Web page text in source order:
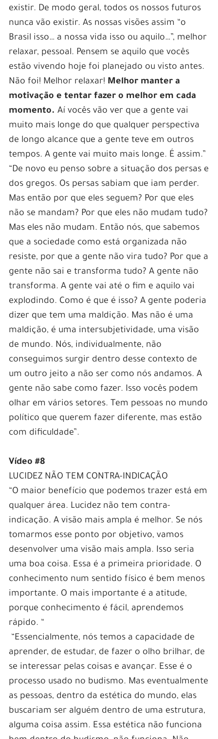
existir. De modo geral, todos os nossos futuros
nunca vão existir. As nossas visões assim “o
Brasil isso… a nossa vida isso ou aquilo…”, melhor
relaxar, pessoal. Pensem se aquilo que vocês
estão vivendo hoje foi planejado ou visto antes.
Não foi! Melhor relaxar! Melhor manter a
motivação e tentar fazer o melhor em cada
momento. Aí vocês vão ver que a gente vai
muito mais longe do que qualquer perspectiva
de longo alcance que a gente teve em outros
tempos. A gente vai muito mais longe. É assim.”
“De novo eu penso sobre a situação dos persas e
dos gregos. Os persas sabiam que iam perder.
Mas então por que eles seguem? Por que eles
não se mandam? Por que eles não mudam tudo?
Mas eles não mudam. Então nós, que sabemos
que a sociedade como está organizada não
resiste, por que a gente não vira tudo? Por que a
gente não sai e transforma tudo? A gente não
transforma. A gente vai até o fim e aquilo vai
explodindo. Como é que é isso? A gente poderia
dizer que tem uma maldição. Mas não é uma
maldição, é uma intersubjetividade, uma visão
de mundo. Nós, individualmente, não
conseguimos surgir dentro desse contexto de
um outro jeito a não ser como nós andamos. A
gente não sabe como fazer. Isso vocês podem
olhar em vários setores. Tem pessoas no mundo
político que querem fazer diferente, mas estão
com dificuldade”.
Vídeo #8
LUCIDEZ NÃO TEM CONTRA-INDICAÇÃO
“O maior benefício que podemos trazer está em
qualquer área. Lucidez não tem contra-
indicação. A visão mais ampla é melhor. Se nós
tomarmos esse ponto por objetivo, vamos
desenvolver uma visão mais ampla. Isso seria
uma boa coisa. Essa é a primeira prioridade. O
conhecimento num sentido físico é bem menos
importante. O mais importante é a atitude,
porque conhecimento é fácil, aprendemos
rápido. “
“Essencialmente, nós temos a capacidade de
aprender, de estudar, de fazer o olho brilhar, de
se interessar pelas coisas e avançar. Esse é o
processo usado no budismo. Mas eventualmente
as pessoas, dentro da estética do mundo, elas
buscariam ser alguém dentro de uma estrutura,
alguma coisa assim. Essa estética não funciona